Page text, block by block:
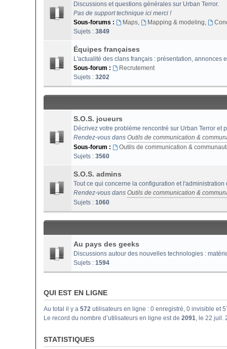
Discussions et questions générales sur Urban Terror.
Pas de support technique ici merci !
Sous-forums :
Maps, Mapping & modeling,
Sujets : 3849
Équipes françaises
L'actualité des clans français : présentation, annonces
Sous-forum :
Recrutement
Sujets : 3202
S.O.S. joueurs
Décrivez votre problème rencontré sur Urban Terror
Rendez-vous dans Outils de communication &
Sous-forum :
Outils de communication &
Sujets : 3560
S.O.S. admins
Tout ce qui concerne la configuration et l'administration
Rendez-vous dans Outils de communication &
Sujets : 1060
Au pays des geeks
Discussions autour des nouvelles technologies :
Sujets : 1594
QUI EST EN LIGNE
Au total il y a 572 utilisateurs en ligne : 0 enregistré, 0 invisible et
Le record du nombre d’utilisateurs en ligne est de 2091, le 22 juil.
STATISTIQUES